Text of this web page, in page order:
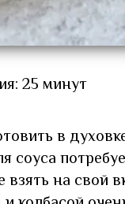
25 минут
в
на свой